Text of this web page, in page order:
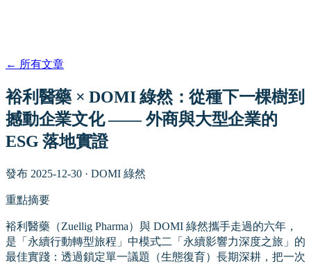
← 所有文章
裕利醫藥 × DOMI 綠然：從種下一棵樹到
撼動企業文化 —— 外商與大型企業的
ESG 落地實證
發布 2025-12-30 · DOMI 綠然
重點摘要
裕利醫藥（Zuellig Pharma）與 DOMI 綠然攜手走過的六年，
是「永續行動轉型旅程」中模式二「永續影響力深度之旅」的
最佳實踐：透過鎖定單一議題（生態復育）長期深耕，把一次